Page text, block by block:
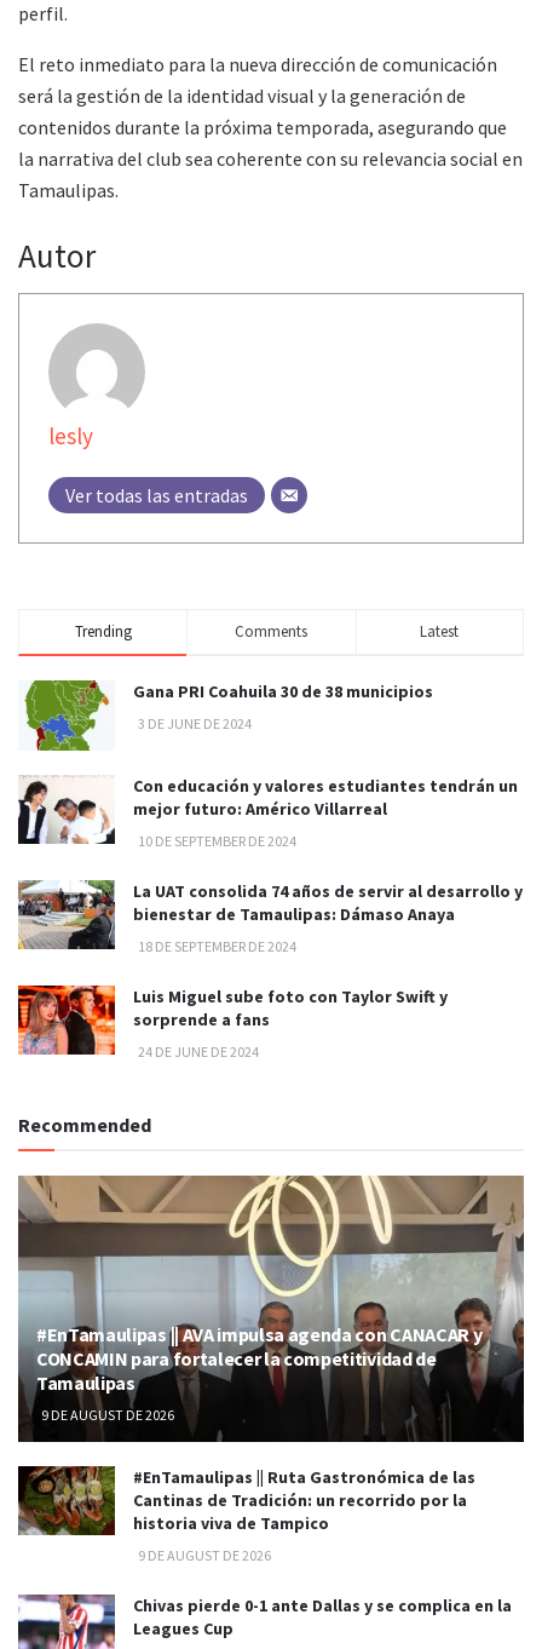
perfil.
El reto inmediato para la nueva dirección de comunicación
será la gestión de la identidad visual y la generación de
contenidos durante la próxima temporada, asegurando que
la narrativa del club sea coherente con su relevancia social en
Tamaulipas.
Autor
lesly
Ver todas las entradas
Trending Comments Latest
Gana PRI Coahuila 30 de 38 municipios
3 DE JUNE DE 2024
Con educación y valores estudiantes tendrán un
mejor futuro: Américo Villarreal
10 DE SEPTEMBER DE 2024
La UAT consolida 74 años de servir al desarrollo y
bienestar de Tamaulipas: Dámaso Anaya
18 DE SEPTEMBER DE 2024
Luis Miguel sube foto con Taylor Swift y
sorprende a fans
24 DE JUNE DE 2024
Recommended
#EnTamaulipas || AVA impulsa agenda con CANACAR y
CONCAMIN para fortalecer la competitividad de
Tamaulipas
9 DE AUGUST DE 2026
#EnTamaulipas || Ruta Gastronómica de las
Cantinas de Tradición: un recorrido por la
historia viva de Tampico
9 DE AUGUST DE 2026
Chivas pierde 0-1 ante Dallas y se complica en la
Leagues Cup